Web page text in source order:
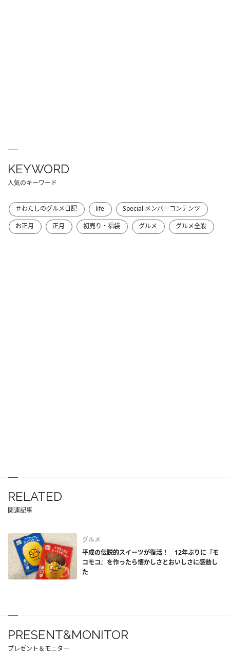
KEYWORD
人気のキーワード
＃わたしのグルメ日記 life
Special メンバーコンテンツ
お正月
正月 初売り・福袋 グルメ グルメ全般
RELATED
関連記事
グルメ
平成の伝説的スイーツが復活！ 12年ぶりに『モ
コモコ』を作ったら懐かしさとおいしさに感動し
た
PRESENT&MONITOR
プレゼント＆モニター